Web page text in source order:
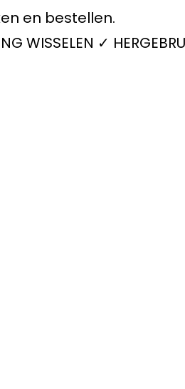
en bestellen.
WISSELEN ✓